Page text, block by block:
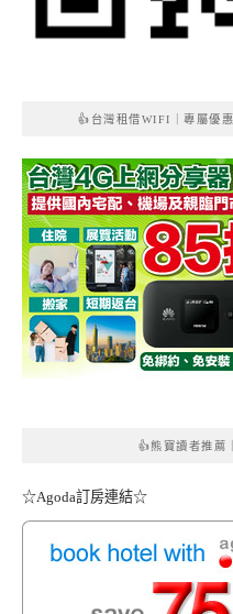
👍台灣租借WIFI｜專屬優
👍熊寶讀者推薦
☆Agoda訂房連結☆